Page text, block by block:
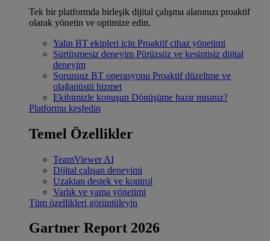
Tek bir platformda birleşik dijital çalışma alanınızı proaktif
olarak yönetin ve optimize edin.
Yalın BT ekipleri için Proaktif cihaz yönetimi
Sürtüşmesiz deneyim Pürüzsüz ve kesintisiz dijital
deneyim
Sorunsuz BT operasyonu Proaktif düzeltme ve
olağanüstü hizmet
Ekibimizle konuşun Dönüşüme hazır mısınız?
Platformu keşfedin
Temel Özellikler
TeamViewer AI
Dijital çalışan deneyimi
Uzaktan destek ve kontrol
Varlık ve yama yönetimi
Tüm özellikleri görüntüleyin
Gartner Report 2026